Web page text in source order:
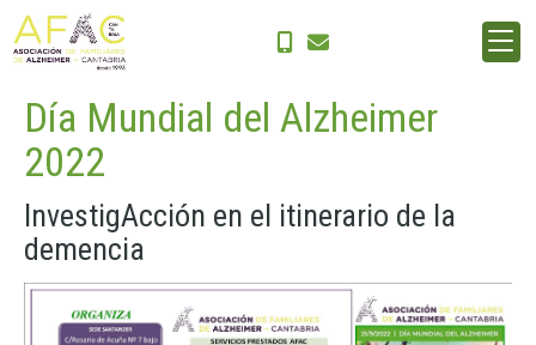
Inicio Noticias Día Mundial del Alzheimer 2022
Día Mundial del Alzheimer
2022
InvestigAcción en el itinerario de la
demencia